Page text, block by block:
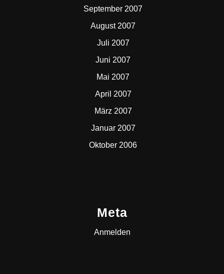
September 2007
August 2007
Juli 2007
Juni 2007
Mai 2007
April 2007
März 2007
Januar 2007
Oktober 2006
Meta
Anmelden